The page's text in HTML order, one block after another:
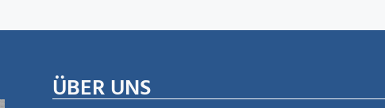
ÜBER UNS